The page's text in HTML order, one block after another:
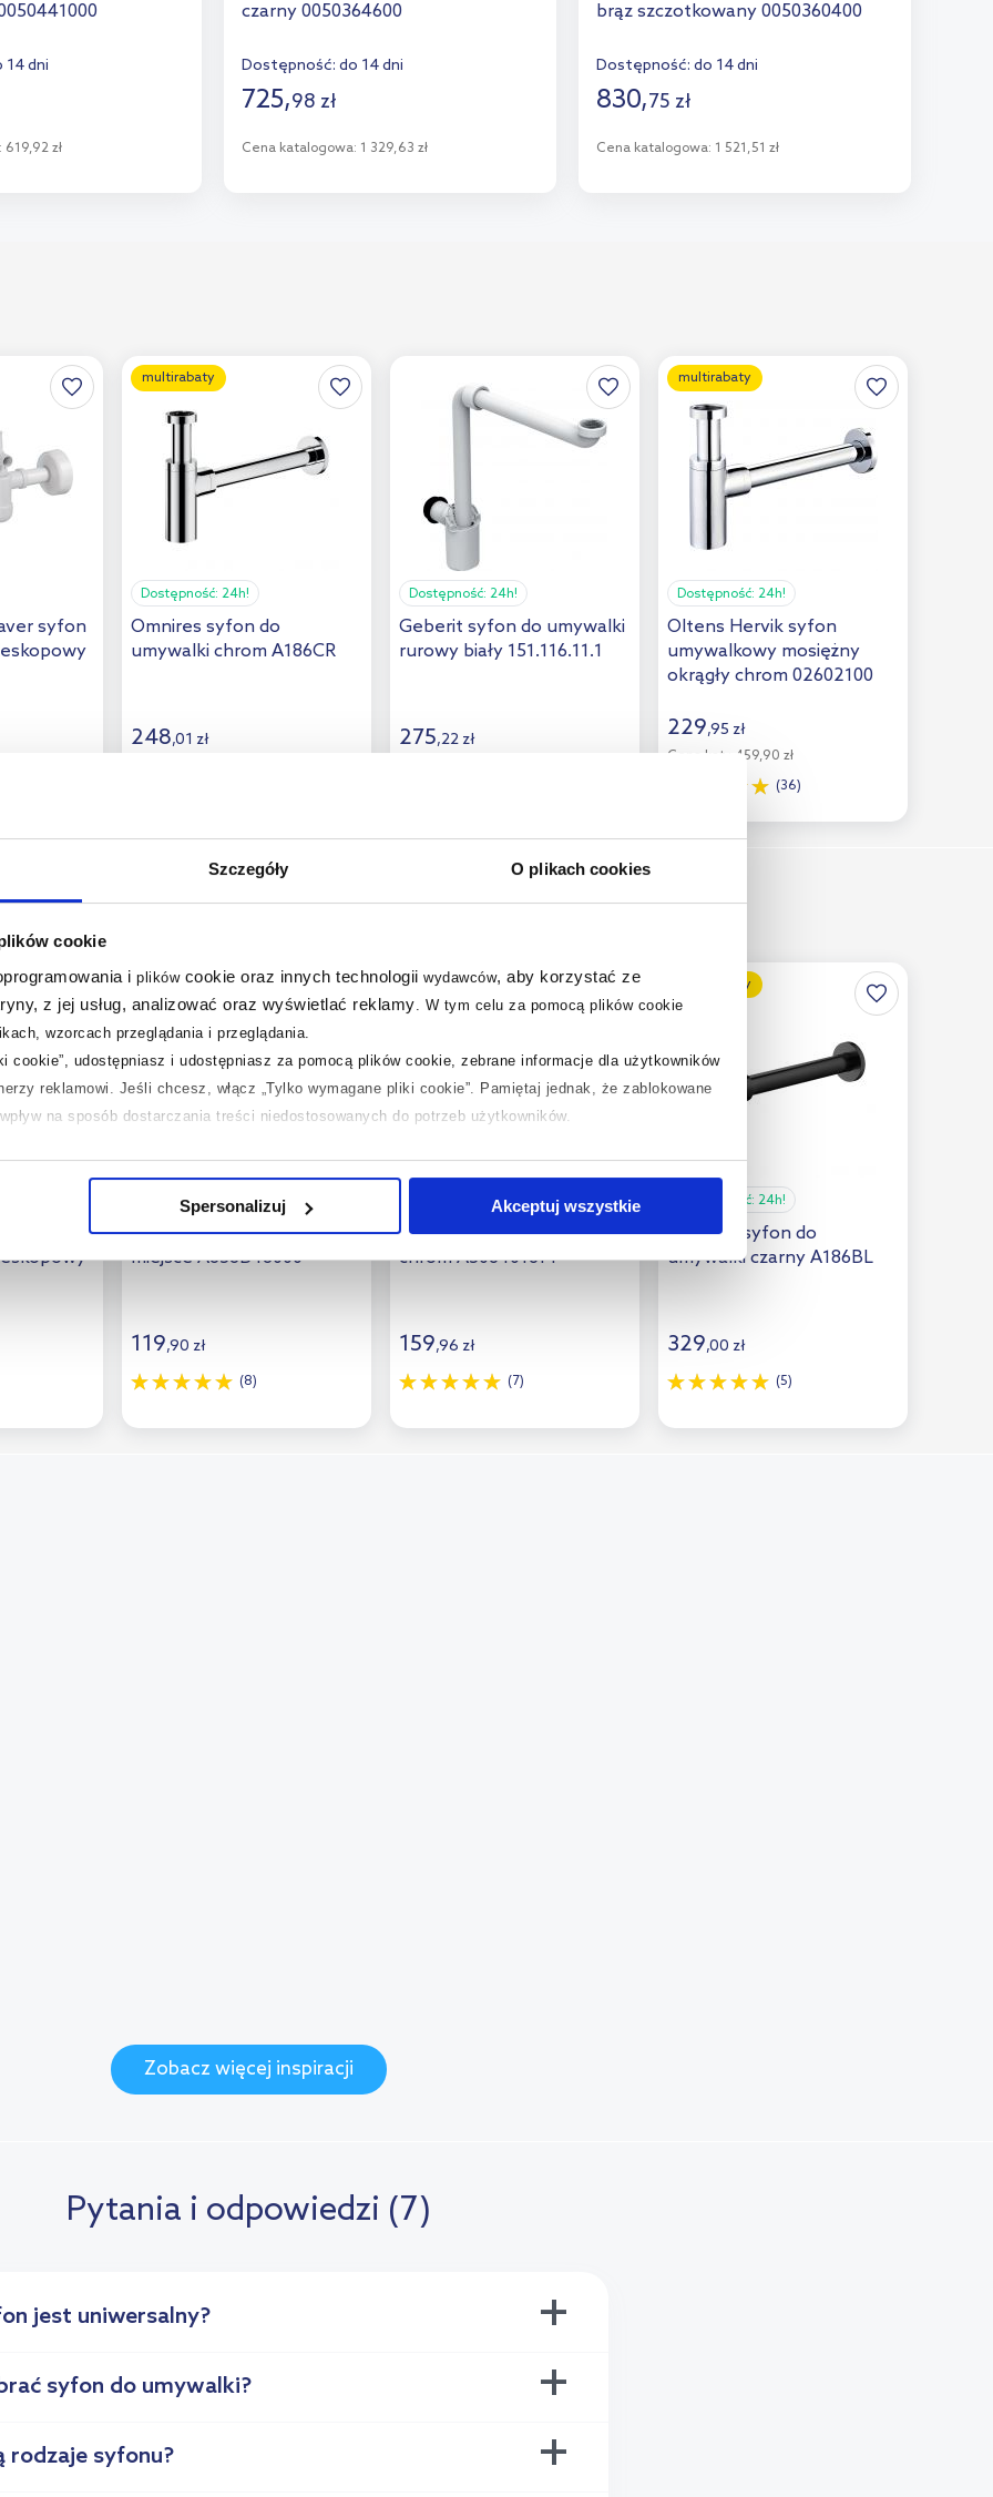
Szczegóły O plikach cookies
cookie
i plikówcookie oraz innych technologii wydawców, aby korzystać ze
z jej usług, analizować oraz wyświetlać reklamy
W tym celu za pomocą plików cookie
wzorcach przeglądania i przeglądania.
cookie”, udostępniasz i udostępniasz za pomocą plików cookie, zebrane informacje dla użytkowników
reklamowi. Jeśli chcesz, włącz „Tylko wymagane pliki cookie”. Pamiętaj jednak, że zablokowane
na sposób dostarczania treści niedostosowanych do potrzeb użytkowników.
ich przepisy, przejdź do zakładek „Informacje o plikach cookie”.
Spersonalizuj Akceptuj wszystkie
14 dni
619,92 zł
czarny 0050364600
Dostępność: do 14 dni
725,98 zł
Cena katalogowa: 1 329,63 zł
brąz szczotkowany 0050360400
Dostępność: do 14 dni
830,75 zł
Cena katalogowa: 1 521,51 zł
syfon
multirabaty
Dostępność: 24h!
Omnires syfon do
umywalki chrom A186CR
248,01 zł
Dostępność: 24h!
Geberit syfon do umywalki
rurowy biały 151.116.11.1
275,22 zł
multirabaty
Dostępność: 24h!
Oltens Hervik syfon
umywalkowy mosiężny
okrągły chrom 02602100
229,95 zł
Cena kat.:
459,90 zł
(36)
multirabaty
Dostępność:24h!
Roca syfon oszczędzający
miejsce A858B48000
119,90 zł
(8)
multirabaty
24h!
Roca syfon umywalkowy
chrom A506401614
159,96 zł
(7)
multirabaty
Dostępność: 24h!
Omnires syfon do
umywalki czarny A186BL
329,00 zł
(5)
Zobacz więcej inspiracji
Pytania i odpowiedzi (7)
jest uniwersalny? +
syfon do umywalki? +
rodzaje syfonu?
+